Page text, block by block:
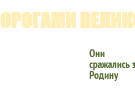
Они
сражались
Родину